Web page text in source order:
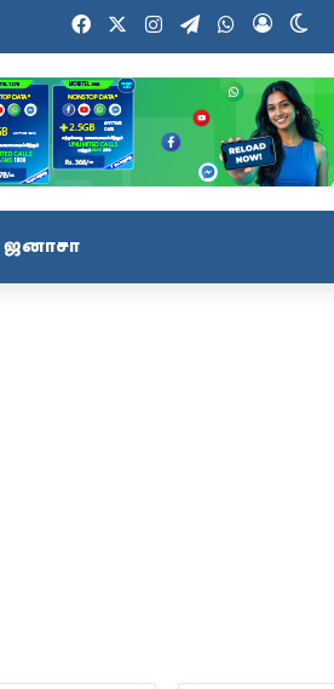
FacebookInstagramTelegramWhatsApp
Log In
ஜனாசா